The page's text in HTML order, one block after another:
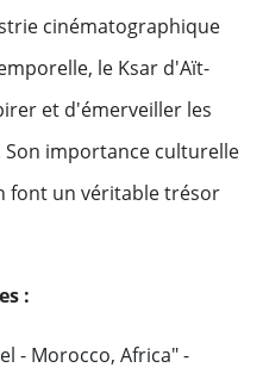
cinématographique
le Ksar d'Aït-
et d'émerveiller les
importance culturelle
font un véritable trésor
:
- Morocco, Africa" -